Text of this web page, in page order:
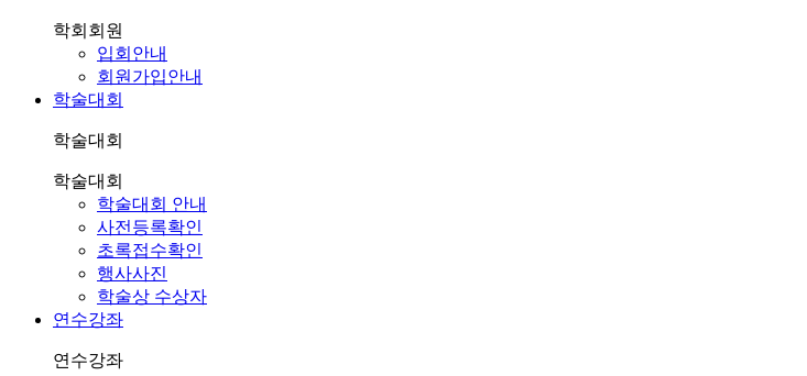
학회회원
입회안내
회원가입안내
학술대회
학술대회
학술대회
학술대회 안내
사전등록확인
초록접수확인
행사사진
학술상 수상자
연수강좌
연수강좌